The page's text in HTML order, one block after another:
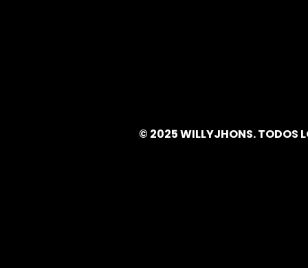
© 2025 WILLYJHONS. TODOS